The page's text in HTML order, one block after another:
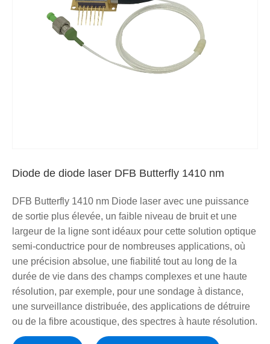
Diode de diode laser DFB Butterfly 1410 nm
DFB Butterfly 1410 nm Diode laser avec une puissance
de sortie plus élevée, un faible niveau de bruit et une
largeur de la ligne sont idéaux pour cette solution optique
semi-conductrice pour de nombreuses applications, où
une précision absolue, une fiabilité tout au long de la
durée de vie dans des champs complexes et une haute
résolution, par exemple, pour une sondage à distance,
une surveillance distribuée, des applications de détruire
ou de la fibre acoustique, des spectres à haute résolution.